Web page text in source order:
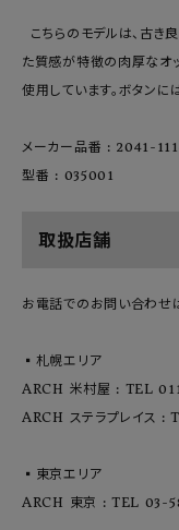
こちらのモデルは、古き
た質感が特徴の肉厚なオッ
使用しています。ボタン
メーカー品番 : 2041-
型番 : 035001
取扱店舗
お電話でのお問い合わせ
▪️札幌エリア
ARCH 米村屋 : TEL
ARCH ステラプレイス
▪️東京エリア
ARCH 東京 : TEL 03-